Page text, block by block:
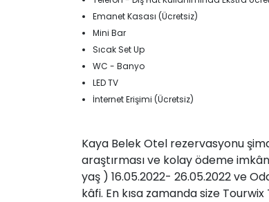
Emanet Kasası (Ücretsiz)
Mini Bar
Sıcak Set Up
WC - Banyo
LED TV
İnternet Erişimi (Ücretsiz)
Kaya Belek Otel rezervasyonu
araştırması ve kolay ödeme
yaş ) 16.05.2022- 26.05.2022 ve
kâfi. En kısa zamanda size